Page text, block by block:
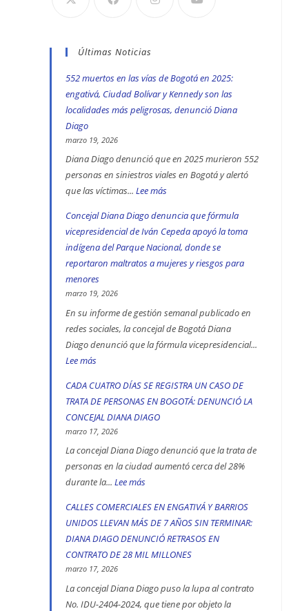
Últimas Noticias
552 muertos en las vías de Bogotá en 2025:
engativá, Ciudad Bolívar y Kennedy son las
localidades más peligrosas, denunció Diana
Diago
marzo 19, 2026
Diana Diago denunció que en 2025 murieron 552
personas en siniestros viales en Bogotá y alertó
que las víctimas... Lee más:
muertos
en
las
Bogotá
en
2025:
Ciudad
Bolívar
son
las
más
peligrosas,
denunció
Diana
Concejal Diana Diago denuncia que fórmula
vicepresidencial de Iván Cepeda apoyó la toma
indígena del Parque Nacional, donde se
reportaron maltratos a mujeres y riesgos para
menores
marzo 19, 2026
En su informe de gestión semanal publicado en
redes sociales, la concejal de Bogotá Diana
Diago denunció que la fórmula vicepresidencial...
Lee más:
Concejal
Diago
denuncia
que
fórmula
vicepresidencial
Cepeda
apoyó
la
toma
indígena
CADA CUATRO DÍAS SE REGISTRA UN CASO DE
TRATA DE PERSONAS EN BOGOTÁ: DENUNCIÓ LA
CONCEJAL DIANA DIAGO
marzo 17, 2026
La concejal Diana Diago denunció que la trata de
personas en la ciudad aumentó cerca del 28%
durante la... Lee más:
CUATRO
DÍAS
SE
UN
CASO
CALLES COMERCIALES EN ENGATIVÁ Y BARRIOS
UNIDOS LLEVAN MÁS DE 7 AÑOS SIN TERMINAR:
DIANA DIAGO DENUNCIÓ RETRASOS EN
CONTRATO DE 28 MIL MILLONES
marzo 17, 2026
La concejal Diana Diago puso la lupa al contrato
No. IDU-2404-2024, que tiene por objeto la